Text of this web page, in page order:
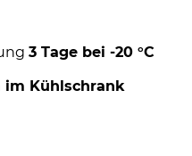
3 Tage bei -20 °C
im Kühlschrank